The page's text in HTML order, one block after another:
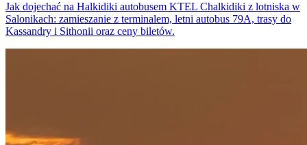
Jak dojechać na Halkidiki autobusem KTEL Chalkidiki z lotniska w
Salonikach: zamieszanie z terminalem, letni autobus 79A, trasy do
Kassandry i Sithonii oraz ceny biletów.